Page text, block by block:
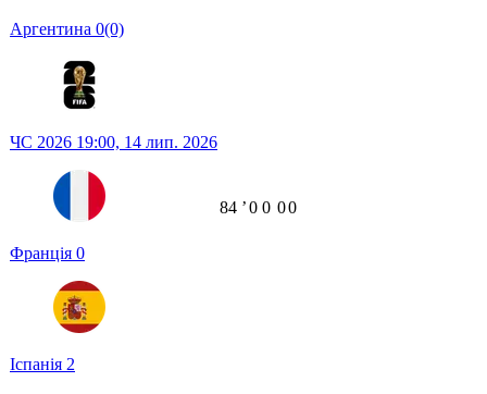
Аргентина 0(0)
ЧС 2026 19:00, 14 лип. 2026
Франція 0
Іспанія 2
84 ʼ0 0 00